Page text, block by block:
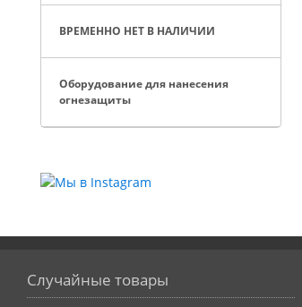
ВРЕМЕННО НЕТ В НАЛИЧИИ
Оборудование для нанесения
огнезащиты
Случайные товары